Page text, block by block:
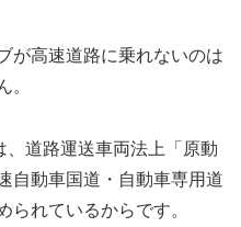
が高速道路に乗れないのは
。
道路運送車両法上「原動
自動車国道・自動車専用道
られているからです。